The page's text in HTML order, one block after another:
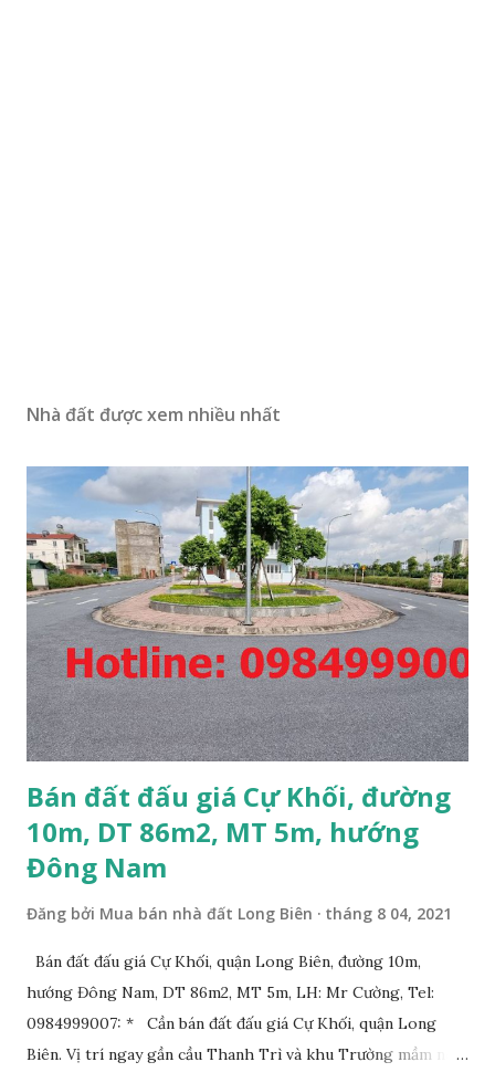
Nhà đất được xem nhiều nhất
Bán đất đấu giá Cự Khối, đường
10m, DT 86m2, MT 5m, hướng
Đông Nam
Đăng bởi Mua bán nhà đất Long Biên tháng 8 04, 2021
Bán đất đấu giá Cự Khối, quận Long Biên, đường 10m,
hướng Đông Nam, DT 86m2, MT 5m, LH: Mr Cường, Tel:
0984999007: * Cần bán đất đấu giá Cự Khối, quận Long
Biên. Vị trí ngay gần cầu Thanh Trì và khu Trường mầm non,